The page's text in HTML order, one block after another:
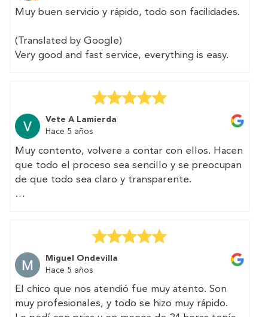
👍👍👍
Muy buen servicio y rápido, todo son facilidades.
(Translated by Google)
Very good and fast service, everything is easy.
Vete A Lamierda
Hace 5 años
Muy contento, volvere a contar con ellos. Hacen
que todo el proceso sea sencillo y se preocupan
de que todo sea claro y transparente.
the whole process easy and they make sure
everything is clear and transparent.
Miguel Ondevilla
Hace 5 años
El chico que nos atendió fue muy atento. Son
muy profesionales, y todo se hizo muy rápido.